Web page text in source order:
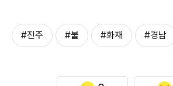
#진주 #불 #화재 #경남